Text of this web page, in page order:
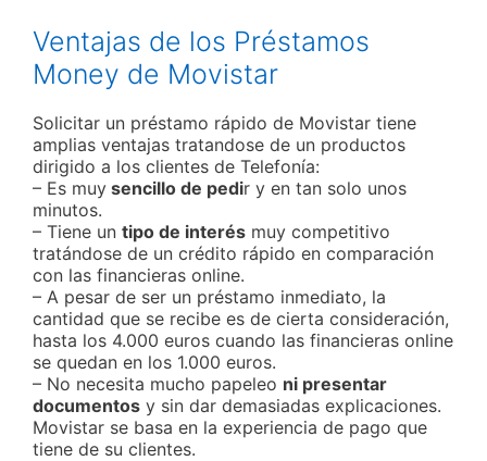
Ventajas de los Préstamos
Money de Movistar
Solicitar un préstamo rápido de Movistar tiene
amplias ventajas tratandose de un productos
dirigido a los clientes de Telefonía:
– Es muy sencillo de pedir y en tan solo unos
minutos.
– Tiene un tipo de interés muy competitivo
tratándose de un crédito rápido en comparación
con las financieras online.
– A pesar de ser un préstamo inmediato, la
cantidad que se recibe es de cierta consideración,
hasta los 4.000 euros cuando las financieras online
se quedan en los 1.000 euros.
– No necesita mucho papeleo ni presentar
documentos y sin dar demasiadas explicaciones.
Movistar se basa en la experiencia de pago que
tiene de su clientes.